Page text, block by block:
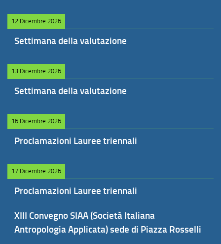
12 Dicembre 2026
Settimana della valutazione
13 Dicembre 2026
Settimana della valutazione
16 Dicembre 2026
Proclamazioni Lauree triennali
17 Dicembre 2026
Proclamazioni Lauree triennali
XIII Convegno SIAA (Società Italiana
Antropologia Applicata) sede di Piazza Rosselli